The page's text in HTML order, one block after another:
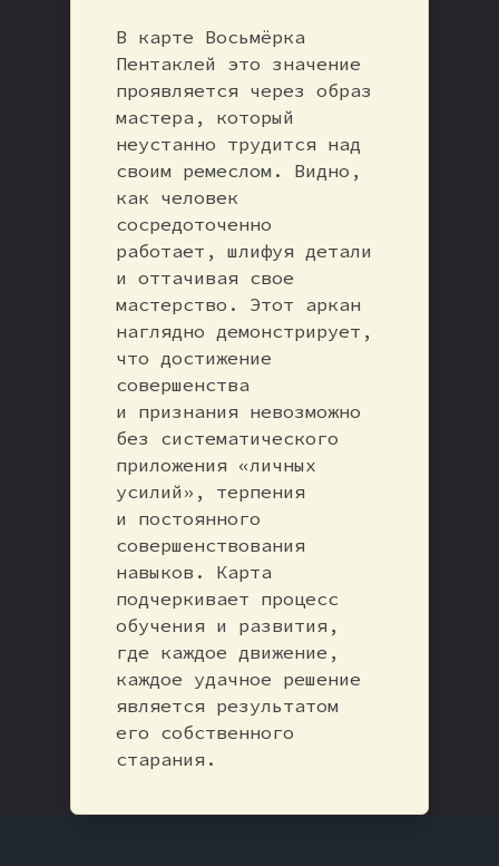
В карте Восьмёрка
Пентаклей это значение
проявляется через образ
мастера, который
неустанно трудится над
своим ремеслом. Видно,
как человек
сосредоточенно
работает, шлифуя детали
и оттачивая свое
мастерство. Этот аркан
наглядно демонстрирует,
что достижение
совершенства
и признания невозможно
без систематического
приложения «личных
усилий», терпения
и постоянного
совершенствования
навыков. Карта
подчеркивает процесс
обучения и развития,
где каждое движение,
каждое удачное решение
является результатом
его собственного
старания.